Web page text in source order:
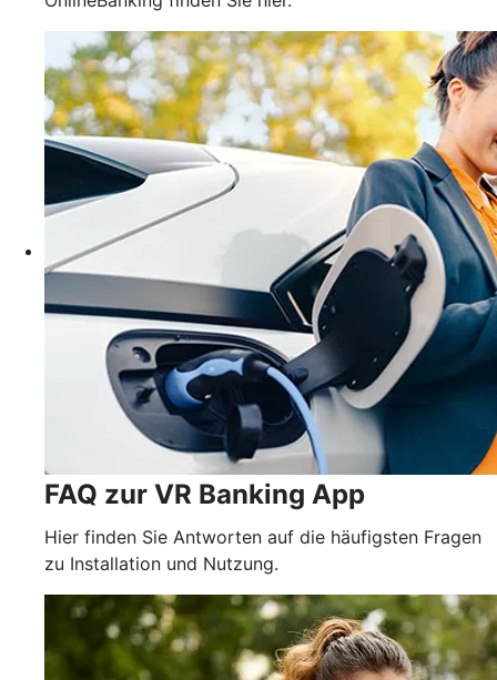
FAQ zur VR Banking App
Hier finden Sie Antworten auf die häufigsten Fragen
zu Installation und Nutzung.